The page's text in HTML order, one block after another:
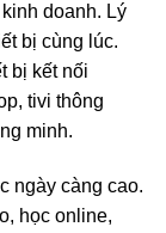
doanh. Lý
bị cùng lúc.
bị kết nối
tivi thông
minh.
ngày càng cao.
học online,